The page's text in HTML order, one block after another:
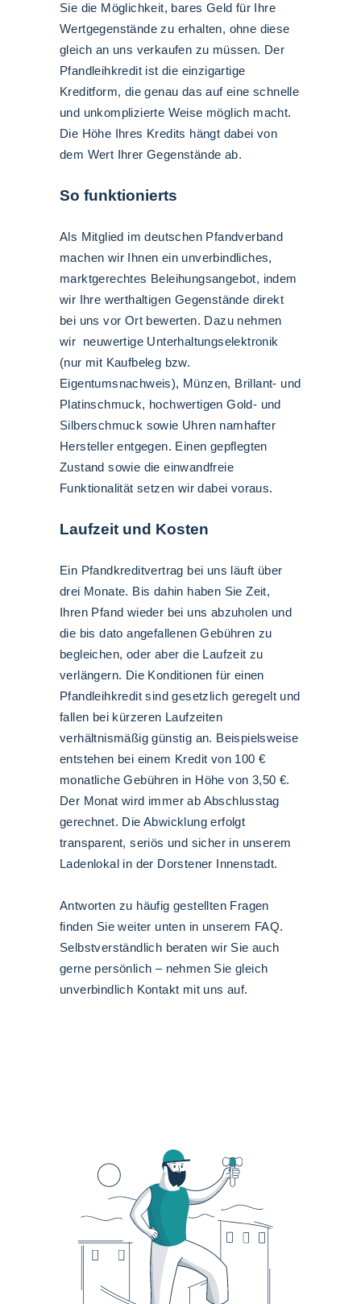
Sie die Möglichkeit, bares Geld für Ihre
Wertgegenstände zu erhalten, ohne diese
gleich an uns verkaufen zu müssen. Der
Pfandleihkredit ist die einzigartige
Kreditform, die genau das auf eine schnelle
und unkomplizierte Weise möglich macht.
Die Höhe Ihres Kredits hängt dabei von
dem Wert Ihrer Gegenstände ab.
So funktionierts
Als Mitglied im deutschen Pfandverband
machen wir Ihnen ein unverbindliches,
marktgerechtes Beleihungsangebot, indem
wir Ihre werthaltigen Gegenstände direkt
bei uns vor Ort bewerten. Dazu nehmen
wir neuwertige Unterhaltungselektronik
(nur mit Kaufbeleg bzw.
Eigentumsnachweis), Münzen, Brillant- und
Platinschmuck, hochwertigen Gold- und
Silberschmuck sowie Uhren namhafter
Hersteller entgegen. Einen gepflegten
Zustand sowie die einwandfreie
Funktionalität setzen wir dabei voraus.
Laufzeit und Kosten
Ein Pfandkreditvertrag bei uns läuft über
drei Monate. Bis dahin haben Sie Zeit,
Ihren Pfand wieder bei uns abzuholen und
die bis dato angefallenen Gebühren zu
begleichen, oder aber die Laufzeit zu
verlängern. Die Konditionen für einen
Pfandleihkredit sind gesetzlich geregelt und
fallen bei kürzeren Laufzeiten
verhältnismäßig günstig an. Beispielsweise
entstehen bei einem Kredit von 100 €
monatliche Gebühren in Höhe von 3,50 €.
Der Monat wird immer ab Abschlusstag
gerechnet. Die Abwicklung erfolgt
transparent, seriös und sicher in unserem
Ladenlokal in der Dorstener Innenstadt.
Antworten zu häufig gestellten Fragen
finden Sie weiter unten in unserem FAQ.
Selbstverständlich beraten wir Sie auch
gerne persönlich – nehmen Sie gleich
unverbindlich Kontakt mit uns auf.